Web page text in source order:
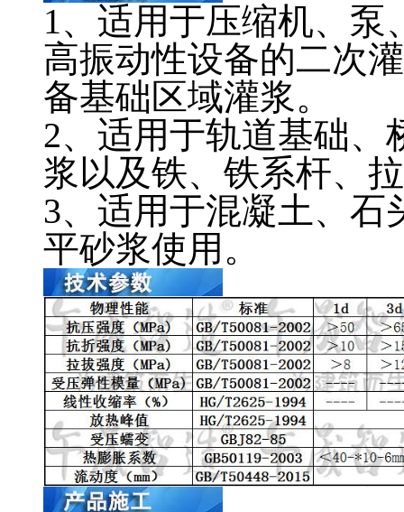
1、适用于压缩机、
高振动性设备的二次
备基础区域灌浆。
2、适用于轨道基础、
浆以及铁、铁系杆、
3、适用于混凝土、石
平砂浆使用。